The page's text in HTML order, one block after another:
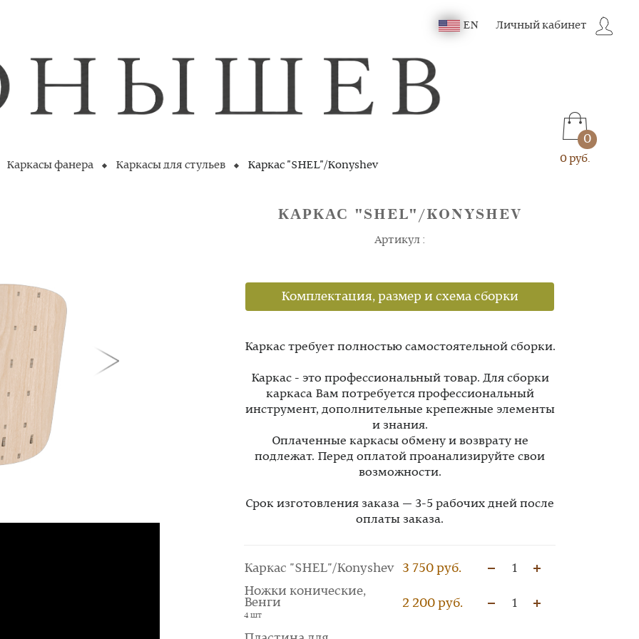
EN Личный кабинет
0
0 руб.
Каркасы фанера Каркасы для стульев Каркас "SHEL"/Konyshev
КАРКАС "SHEL"/KONYSHEV
Артикул :
Комплектация, размер и схема сборки
Каркас требует полностью самостоятельной сборки.
Каркас - это профессиональный товар. Для сборки
каркаса Вам потребуется профессиональный
инструмент, дополнительные крепежные элементы
и знания.
Оплаченные каркасы обмену и возврату не
подлежат. Перед оплатой проанализируйте свои
возможности.
Срок изготовления заказа — 3-5 рабочих дней после
оплаты заказа.
Каркас "SHEL"/Konyshev 3 750 руб.
1
Ножки конические,
Венги
4 шт
2 200 руб. 1